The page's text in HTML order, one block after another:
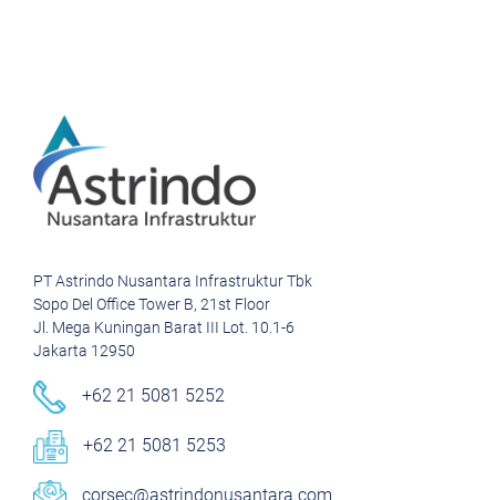
PT Astrindo Nusantara Infrastruktur Tbk
Sopo Del Office Tower B, 21st Floor
Jl. Mega Kuningan Barat III Lot. 10.1-6
Jakarta 12950
+62 21 5081 5252
+62 21 5081 5253
corsec@astrindonusantara.com